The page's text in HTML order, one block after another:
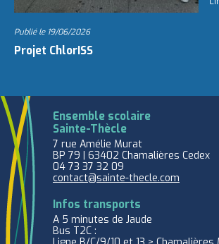
Publié le 19/06/2026
Projet ChlorISS
Ensemble scolaire
Sainte-Thècle
7 rue Amélie Murat
BP 79 | 63402 Chamalières Cedex
04 73 37 32 09
contact@sainte-thecle.com
Infos transports
A 5 minutes de Jaude
Bus T2C :